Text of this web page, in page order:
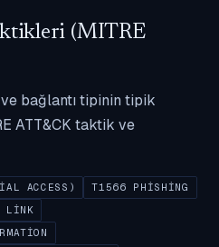
(MITRE
bağlantı tipinin tipik
ATT&CK taktik ve
ACCESS)
T1566 PHISHING
LINK